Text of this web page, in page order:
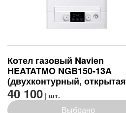
Котел газовый Navien
HEATATMO NGB150-13A
(двухконтурный, открытая
камера сгорания)
40 100 | шт.
Выбрано